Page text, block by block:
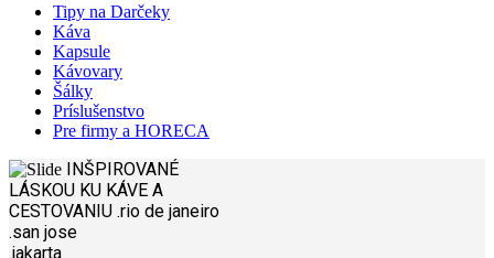
Tipy na Darčeky
Káva
Kapsule
Kávovary
Šálky
Príslušenstvo
Pre firmy a HORECA
INŠPIROVANÉ
LÁSKOU KU KÁVE A
CESTOVANIU .rio de janeiro
.san jose
.jakarta